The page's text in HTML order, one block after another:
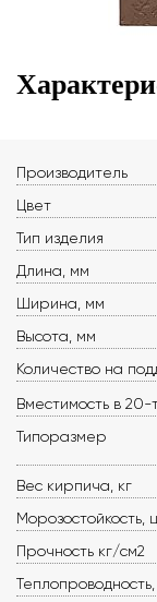
Производитель
Цвет
Тип изделия
Длина, мм
Ширина, мм
Высота, мм
Количество на
Вместимость в 20-
Типоразмер
Вес кирпича, кг
Морозостойкость,
Прочность кг/см2